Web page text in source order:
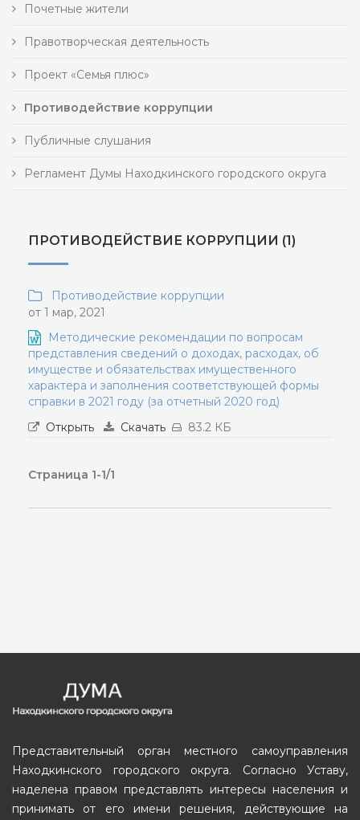
Почетные жители
Правотворческая деятельность
Проект «Семья плюс»
Противодействие коррупции
Публичные слушания
Регламент Думы Находкинского городского округа
ПРОТИВОДЕЙСТВИЕ КОРРУПЦИИ (1)
Противодействие коррупции
от 1 мар, 2021
Методические рекомендации по вопросам
представления сведений о доходах, расходах, об
имуществе и обязательствах имущественного
характера и заполнения соответствующей формы
справки в 2021 году (за отчетный 2020 год)
Открыть
Скачать 83.2 КБ
Страница 1-1/1
Представительный орган местного самоуправления
Находкинского городского округа. Согласно Уставу,
наделена правом представлять интересы населения и
принимать от его имени решения, действующие на